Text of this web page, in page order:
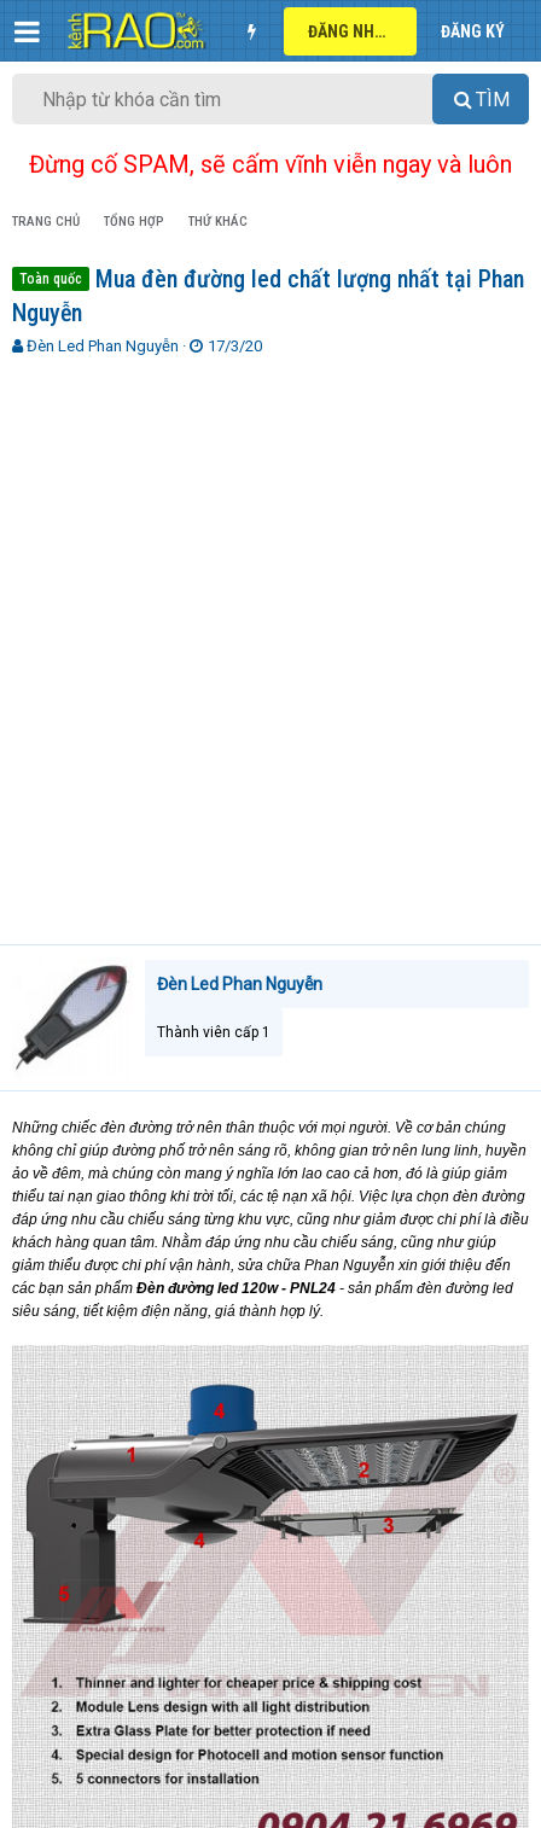
ĐĂNG NHẬP ĐĂNG KÝ
TÌM
Đừng cố SPAM, sẽ cấm vĩnh viễn ngay và luôn
TRANG CHỦ TỔNG HỢP THỨ KHÁC
Toàn quốc
Mua đèn đường led chất lượng nhất tại Phan
Nguyễn
T
Đèn Led Phan Nguyễn
N
17/3/20
Đèn Led Phan Nguyễn
Thành viên cấp 1
Những chiếc đèn đường trở nên thân thuộc với mọi người. Về cơ bản chúng
không chỉ giúp đường phố trở nên sáng rõ, không gian trở nên lung linh, huyền
ảo về đêm, mà chúng còn mang ý nghĩa lớn lao cao cả hơn, đó là giúp giảm
thiểu tai nạn giao thông khi trời tối, các tệ nạn xã hội. Việc lựa chọn đèn đường
đáp ứng nhu cầu chiếu sáng từng khu vực, cũng như giảm được chi phí là điều
khách hàng quan tâm. Nhằm đáp ứng nhu cầu chiếu sáng, cũng như giúp
giảm thiểu được chi phí vận hành, sửa chữa Phan Nguyễn xin giới thiệu đến
các bạn sản phẩm Đèn đường led 120w - PNL24 - sản phẩm đèn đường led
siêu sáng, tiết kiệm điện năng, giá thành hợp lý.